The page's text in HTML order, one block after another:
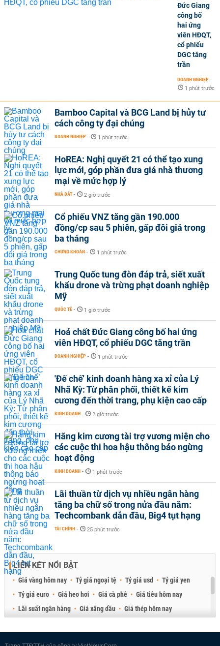
Đức Giang
công bố
hai ứng
viên HĐQT,
cổ phiếu
DGC tăng
trần
DOANH NGHIỆP -
1 phút trước
Bamboo Capital và BCG Land bị hủy tư
cách công ty đại chúng
DOANH NGHIỆP - 1 phút trước
HoREA: Nghị quyết 21 có thể tạo xung
lực mới, góp phần đưa giá nhà thương
mại về mức hợp lý
NHÀ ĐẤT - 2 giờ trước
Cổ phiếu VNZ tăng gần 190.000
đồng/cp sau 5 phiên, gấp đôi giá trong
ba tháng
CHỨNG KHOÁN - 1 phút trước
Trung Quốc tung đòn đáp trả, siết xuất
khẩu drone và trừng phạt doanh nghiệp
Mỹ
QUỐC TẾ - 1 giờ trước
Hoá chất Đức Giang công bố hai ứng
viên HĐQT, cổ phiếu DGC tăng trần
DOANH NGHIỆP - 1 phút trước
'Đế chế’ kinh doanh hàng xa xỉ của Lý
Nhã Kỳ: Từ phân phối, thiết kế kim
cương đến thời trang, phụ kiện cao cấp
KINH DOANH - 2 giờ trước
Hãng kim cương tài trợ vương miện cho
các cuộc thi hoa hậu thông báo ngừng
hoạt động
KINH DOANH - 1 phút trước
Lãi thuần từ dịch vụ nhiều ngân hàng
tăng ba chữ số trong nửa đầu năm:
Techcombank dẫn đầu, Big4 tụt hạng
TÀI CHÍNH - 25 phút trước
LIÊN KẾT NỔI BẬT
Giá vàng hôm nay Tỷ giá ngoại tệ Tỷ giá usd
Tỷ giá yen
Tỷ giá euro
Giá heo hơi Giá cà phê
Giá tiêu hôm nay
Lãi suất ngân hàng
Giá xăng dầu
Giá thép hôm nay